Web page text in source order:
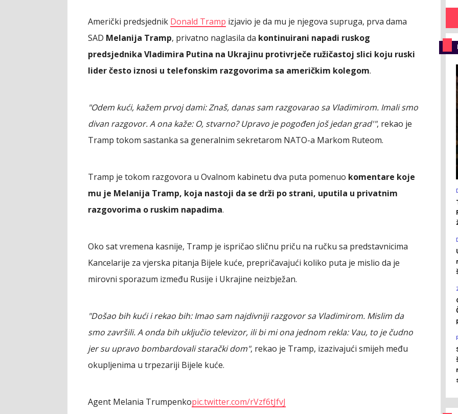
Američki predsjednik Donald Tramp izjavio je da mu je njegova supruga, prva dama
SAD Melanija Tramp, privatno naglasila da kontinuirani napadi ruskog
predsjednika Vladimira Putina na Ukrajinu protivrječe ružičastoj slici koju ruski
lider često iznosi u telefonskim razgovorima sa američkim kolegom.
"Odem kući, kažem prvoj dami: Znaš, danas sam razgovarao sa Vladimirom. Imali smo
divan razgovor. A ona kaže: O, stvarno? Upravo je pogođen još jedan grad'", rekao je
Tramp tokom sastanka sa generalnim sekretarom NATO-a Markom Ruteom.
Tramp je tokom razgovora u Ovalnom kabinetu dva puta pomenuo komentare koje
mu je Melanija Tramp, koja nastoji da se drži po strani, uputila u privatnim
razgovorima o ruskim napadima.
Oko sat vremena kasnije, Tramp je ispričao sličnu priču na ručku sa predstavnicima
Kancelarije za vjerska pitanja Bijele kuće, prepričavajući koliko puta je mislio da je
mirovni sporazum između Rusije i Ukrajine neizbježan.
"Došao bih kući i rekao bih: Imao sam najdivniji razgovor sa Vladimirom. Mislim da
smo završili. A onda bih uključio televizor, ili bi mi ona jednom rekla: Vau, to je čudno
jer su upravo bombardovali starački dom", rekao je Tramp, izazivajući smijeh među
okupljenima u trpezariji Bijele kuće.
Agent Melania Trumpenkopic.twitter.com/rVzf6tJfvJ